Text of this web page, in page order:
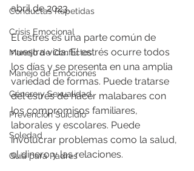
Conductas Repetidas
Crisis Emocional
Manejo de Conflictos
Manejo de Emociones
Género y Sexualidad
Prevención Suicidio
Soledad
Guía para Padres
abril de 2023.
El estrés es una parte común de
nuestra vida. El estrés ocurre todos
los días y se presenta en una amplia
variedad de formas. Puede tratarse
del estrés de hacer malabares con
los compromisos familiares,
laborales y escolares. Puede
involucrar problemas como la salud,
el dinero y las relaciones.